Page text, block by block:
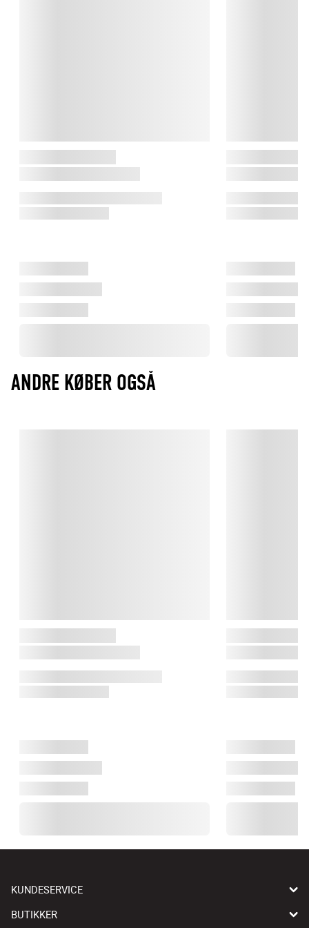
ANDRE KØBER OGSÅ
KUNDESERVICE
BUTIKKER